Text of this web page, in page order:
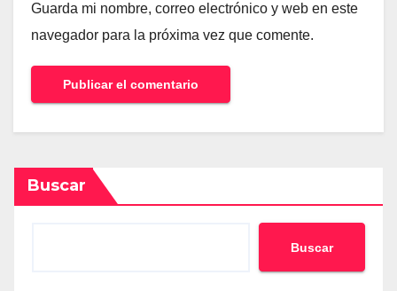
Guarda mi nombre, correo electrónico y web en este
navegador para la próxima vez que comente.
Buscar
Buscar